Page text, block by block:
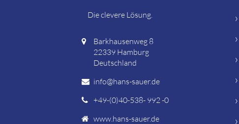
Die clevere Lösung.
Barkhausenweg 8
22339 Hamburg
Deutschland
info@hans-sauer.de
+49-(0)40-538- 992 -0
www.hans-sauer.de